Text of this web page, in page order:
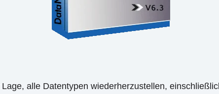
alle Datentypen wiederherzustellen,